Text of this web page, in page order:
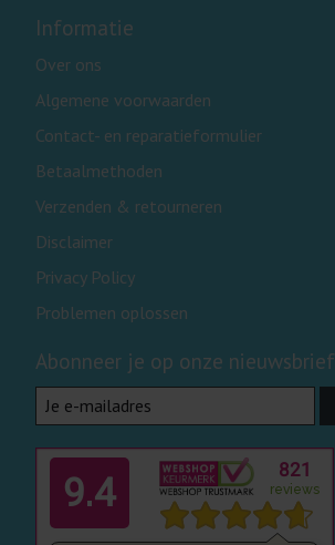
Informatie
Over ons
Algemene voorwaarden
Contact- en reparatieformulier
Betaalmethoden
Verzenden & retourneren
Disclaimer
Privacy Policy
Problemen oplossen
Abonneer je op onze nieuwsbrief